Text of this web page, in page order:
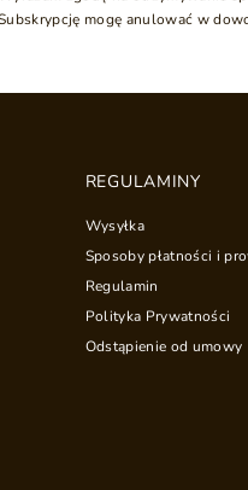
mogę anulować w
REGULAMINY
Wysyłka
Sposoby płatności i
Regulamin
Polityka Prywatności
Odstąpienie od umowy